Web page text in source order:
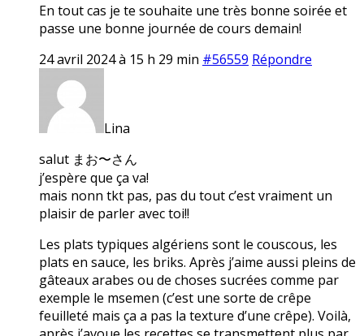
En tout cas je te souhaite une très bonne soirée et
passe une bonne journée de cours demain!
24 avril 2024 à 15 h 29 min #56559 Répondre
Lina
salut まお〜さん
j’espère que ça va!
mais nonn tkt pas, pas du tout c’est vraiment un
plaisir de parler avec toi!!
Les plats typiques algériens sont le couscous, les
plats en sauce, les briks. Après j’aime aussi pleins de
gâteaux arabes ou de choses sucrées comme par
exemple le msemen (c’est une sorte de crêpe
feuilleté mais ça a pas la texture d’une crêpe). Voilà,